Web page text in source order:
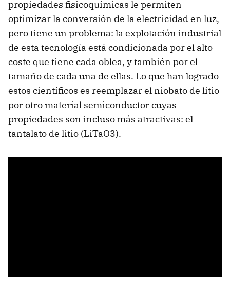
propiedades fisicoquímicas le permiten
optimizar la conversión de la electricidad en luz,
pero tiene un problema: la explotación industrial
de esta tecnología está condicionada por el alto
coste que tiene cada oblea, y también por el
tamaño de cada una de ellas. Lo que han logrado
estos científicos es reemplazar el niobato de litio
por otro material semiconductor cuyas
propiedades son incluso más atractivas: el
tantalato de litio (LiTaO3).